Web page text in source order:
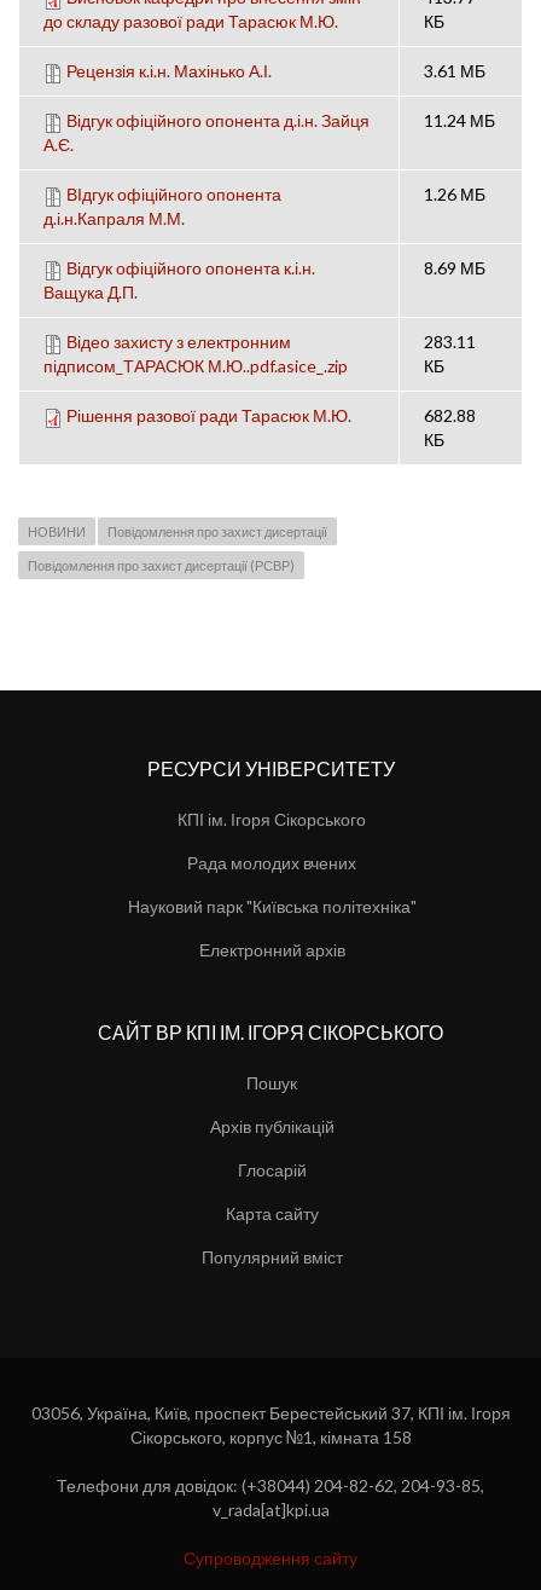
до складу разової ради Тарасюк М.Ю.
КБ
Рецензія к.і.н. Махінько А.І. 3.61 МБ
Відгук офіційного опонента д.і.н. Зайця
А.Є.
11.24 МБ
ВІдгук офіційного опонента
д.і.н.Капраля М.М.
1.26 МБ
Відгук офіційного опонента к.і.н.
Ващука Д.П.
8.69 МБ
Відео захисту з електронним
підписом_ТАРАСЮК М.Ю..pdf.asice_.zip
283.11
КБ
Рішення разової ради Тарасюк М.Ю.
682.88
КБ
НОВИНИ Повідомлення про захист дисертації
Повідомлення про захист дисертації (РСВР)
РЕСУРСИ УНІВЕРСИТЕТУ
КПІ ім. Ігоря Сікорського
Рада молодих вчених
Науковий парк "Київська політехніка"
Електронний архів
САЙТ ВР КПІ ІМ. ІГОРЯ СІКОРСЬКОГО
Пошук
Архів публікацій
Глосарій
Карта сайту
Популярний вміст
03056, Україна, Київ, проспект Берестейський 37, КПІ ім. Ігоря
Сікорського, корпус №1, кімната 158
Телефони для довідок: (+38044) 204-82-62, 204-93-85,
v_rada[at]kpi.ua
Супроводження сайту